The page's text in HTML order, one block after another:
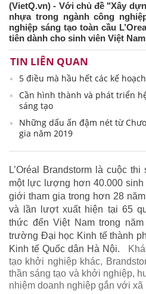
(VietQ.vn) - Với chủ đề "Xây
nhựa trong ngành công
nghiệp sáng tạo toàn cầu
tiên dành cho sinh viên Việt
TIN LIÊN QUAN
5 điều mà hầu hết các kế
Cần hình thành và phát triển
sáng tạo
Những dấu ấn đậm nét từ
gia năm 2019
L’Oréal Brandstorm là cuộc
một lực lượng hơn 40.000 sinh
giới tham gia trong hơn 28
và lần lượt xuất hiện tại 65
thức đến Việt Nam trong
trường Đại học Kinh tế thành
Kinh tế Quốc dân Hà Nội.
tạo khởi nghiệp khác,
thần sáng tạo và khởi nghiệp,
nhiệm doanh nghiệp gắn với xã